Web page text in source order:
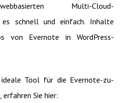
Multi-Cloud-
es schnell und einfach. Inhalte
von Evernote in WordPress-
Tool für die Evernote-zu-
Sie hier: